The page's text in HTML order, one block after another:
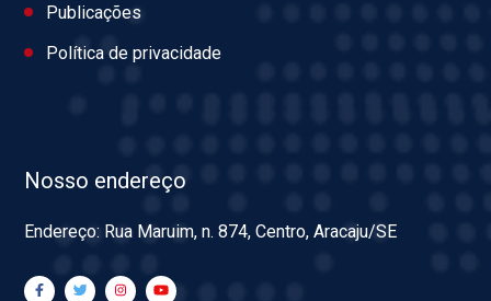
Publicações
Política de privacidade
Nosso endereço
Endereço: Rua Maruim, n. 874, Centro, Aracaju/SE